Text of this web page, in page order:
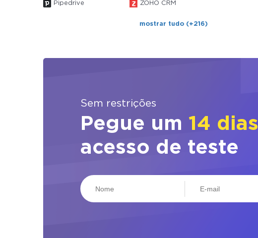
Pipedrive ZOHO CRM
mostrar tudo (+216)
Sem restrições
Pegue um 14 dias
acesso de teste